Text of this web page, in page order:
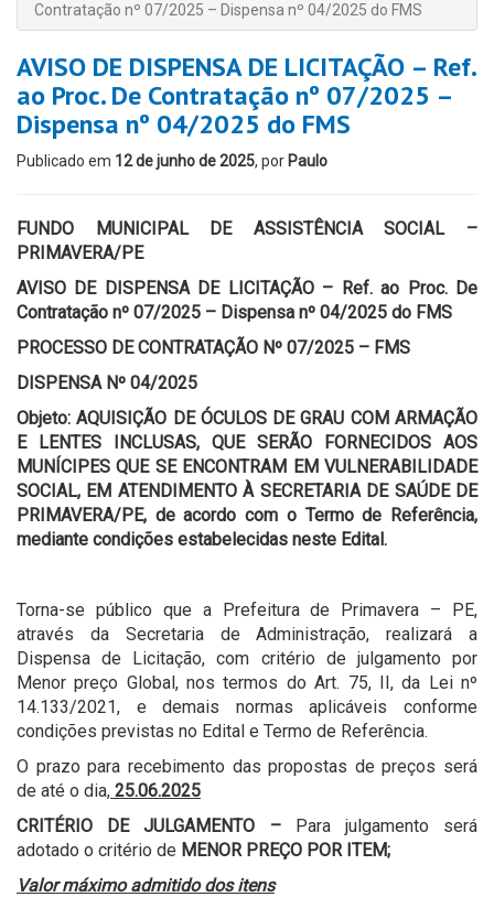
Contratação nº 07/2025 – Dispensa nº 04/2025 do FMS
AVISO DE DISPENSA DE LICITAÇÃO – Ref.
ao Proc. De Contratação nº 07/2025 –
Dispensa nº 04/2025 do FMS
Publicado em 12 de junho de 2025, por Paulo
FUNDO MUNICIPAL DE ASSISTÊNCIA SOCIAL –
PRIMAVERA/PE
AVISO DE DISPENSA DE LICITAÇÃO – Ref. ao Proc. De
Contratação nº 07/2025 – Dispensa nº 04/2025 do FMS
PROCESSO DE CONTRATAÇÃO Nº 07/2025 – FMS
DISPENSA Nº 04/2025
Objeto: AQUISIÇÃO DE ÓCULOS DE GRAU COM ARMAÇÃO
E LENTES INCLUSAS, QUE SERÃO FORNECIDOS AOS
MUNÍCIPES QUE SE ENCONTRAM EM VULNERABILIDADE
SOCIAL, EM ATENDIMENTO À SECRETARIA DE SAÚDE DE
PRIMAVERA/PE, de acordo com o Termo de Referência,
mediante condições estabelecidas neste Edital.
Torna-se público que a Prefeitura de Primavera – PE,
através da Secretaria de Administração, realizará a
Dispensa de Licitação, com critério de julgamento por
Menor preço Global, nos termos do Art. 75, II, da Lei nº
14.133/2021, e demais normas aplicáveis conforme
condições previstas no Edital e Termo de Referência.
O prazo para recebimento das propostas de preços será
de até o dia, 25.06.2025
CRITÉRIO DE JULGAMENTO – Para julgamento será
adotado o critério de MENOR PREÇO POR ITEM;
Valor máximo admitido dos itens